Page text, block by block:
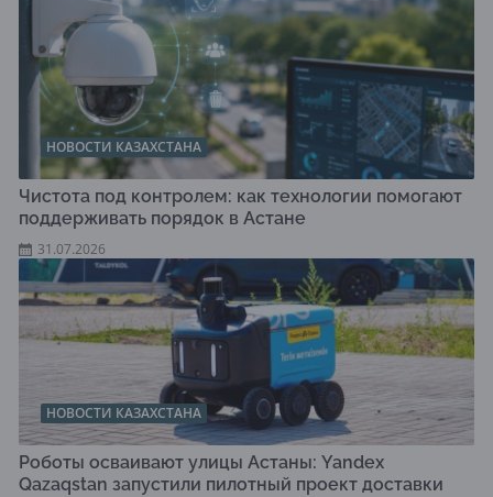
НОВОСТИ КАЗАХСТАНА
Чистота под контролем: как технологии помогают
поддерживать порядок в Астане
31.07.2026
НОВОСТИ КАЗАХСТАНА
Роботы осваивают улицы Астаны: Yandex
Qazaqstan запустили пилотный проект доставки